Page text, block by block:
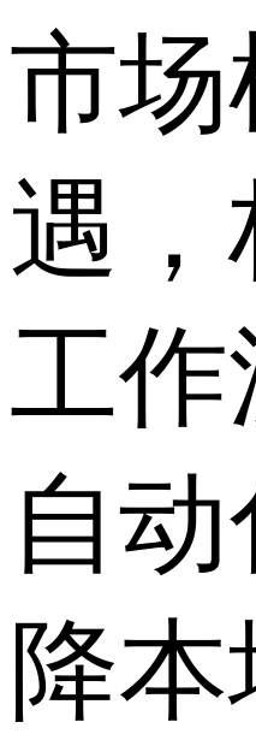
市场
遇，
工作
自动
降本